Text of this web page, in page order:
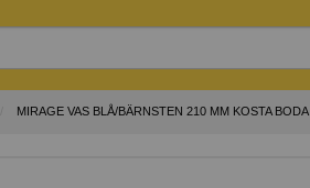
MIRAGE VAS BLÅ/BÄRNSTEN 210 MM KOSTA BODA